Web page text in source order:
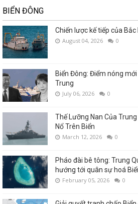
BIỂN ĐÔNG
Chiến lược kế tiếp của
August 04, 2026 0
Biển Đông: Điểm nóng
Trung
July 06, 2026 0
Thế Lưỡng Nan Của
Nổ Trên Biển
March 12, 2026 0
Pháo đài bê tông: Trung
hướng tới quân sự hoá
February 05, 2026 0